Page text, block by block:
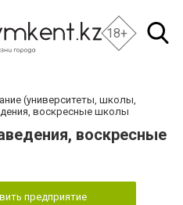
18+
(университеты, школы,
воскресные школы
воскресные
предприятие